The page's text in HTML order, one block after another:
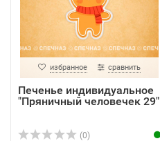
избранное сравнить
Печенье индивидуальное
"Пряничный человечек 29"
(0)